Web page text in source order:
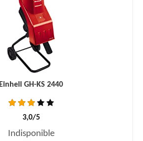
Einhell GH-KS 2440
3,0/5
Indisponible